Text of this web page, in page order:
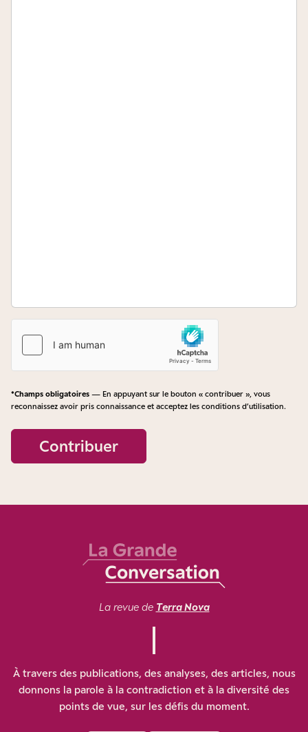
*Champs obligatoires — En appuyant sur le bouton « contribuer », vous
reconnaissez avoir pris connaissance et acceptez les conditions d’utilisation.
Contribuer
La revue de Terra Nova
À travers des publications, des analyses, des articles, nous
donnons la parole à la contradiction et à la diversité des
points de vue, sur les défis du moment.